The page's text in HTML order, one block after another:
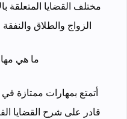
مختلف القضايا المتعلقة
الزواج والطلاق
ما هي
أتمتع بمهارات ممتازة في
قادر على شرح القضايا